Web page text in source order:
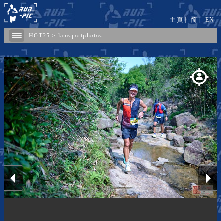
HOT25 > lamsportphotos
主頁 | 简| EN